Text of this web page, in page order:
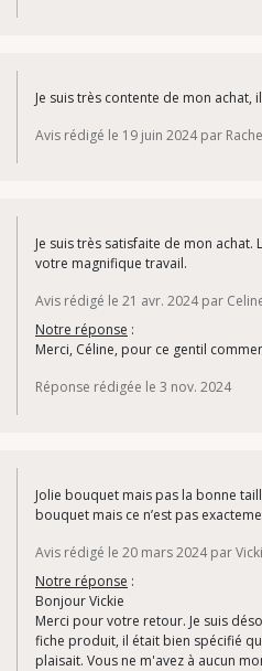
Je suis très contente de mon achat,
Avis rédigé le 19 juin 2024 par
Je suis très satisfaite de mon
votre magnifique travail.
Avis rédigé le 21 avr. 2024 par
Notre réponse :
Merci, Céline, pour ce gentil
Réponse rédigée le 3 nov. 2024
Jolie bouquet mais pas la bonne
bouquet mais ce n’est pas
Avis rédigé le 20 mars 2024 par
Notre réponse :
Bonjour Vickie
Merci pour votre retour. Je suis
fiche produit, il était bien spécifié
plaisait. Vous ne m'avez à aucun